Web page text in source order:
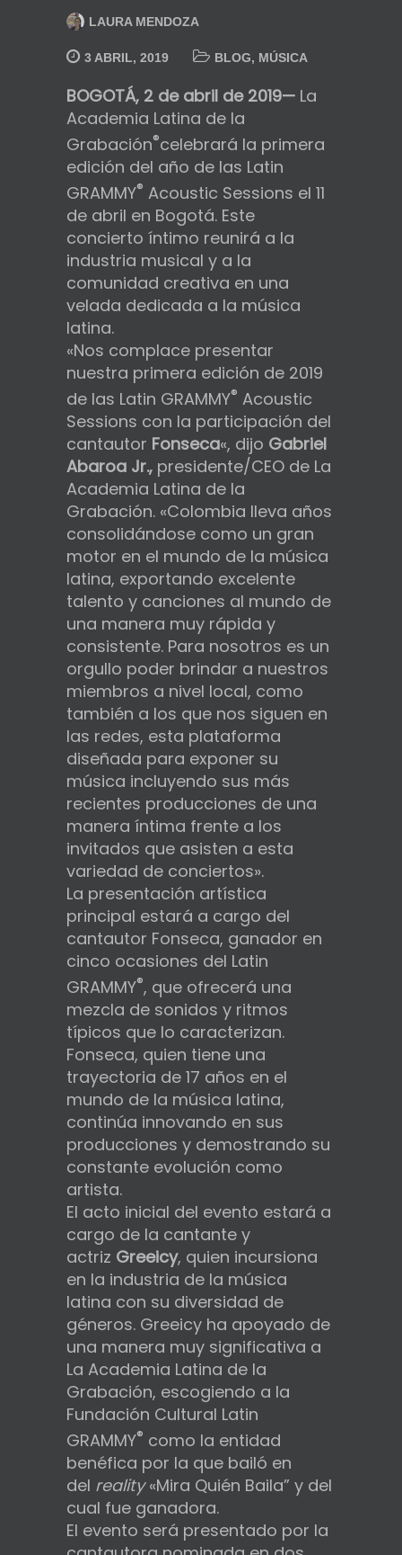
LAURA MENDOZA
3 ABRIL, 2019 BLOG, MÚSICA
BOGOTÁ, 2 de abril de 2019— La
Academia Latina de la
Grabación®celebrará la primera
edición del año de las Latin
GRAMMY® Acoustic Sessions el 11
de abril en Bogotá. Este
concierto íntimo reunirá a la
industria musical y a la
comunidad creativa en una
velada dedicada a la música
latina.
«Nos complace presentar
nuestra primera edición de 2019
de las Latin GRAMMY® Acoustic
Sessions con la participación del
cantautor Fonseca«, dijo Gabriel
Abaroa Jr., presidente/CEO de La
Academia Latina de la
Grabación. «Colombia lleva años
consolidándose como un gran
motor en el mundo de la música
latina, exportando excelente
talento y canciones al mundo de
una manera muy rápida y
consistente. Para nosotros es un
orgullo poder brindar a nuestros
miembros a nivel local, como
también a los que nos siguen en
las redes, esta plataforma
diseñada para exponer su
música incluyendo sus más
recientes producciones de una
manera íntima frente a los
invitados que asisten a esta
variedad de conciertos».
La presentación artística
principal estará a cargo del
cantautor Fonseca, ganador en
cinco ocasiones del Latin
GRAMMY®, que ofrecerá una
mezcla de sonidos y ritmos
típicos que lo caracterizan.
Fonseca, quien tiene una
trayectoria de 17 años en el
mundo de la música latina,
continúa innovando en sus
producciones y demostrando su
constante evolución como
artista.
El acto inicial del evento estará a
cargo de la cantante y
actriz Greeicy, quien incursiona
en la industria de la música
latina con su diversidad de
géneros. Greeicy ha apoyado de
una manera muy significativa a
La Academia Latina de la
Grabación, escogiendo a la
Fundación Cultural Latin
GRAMMY® como la entidad
benéfica por la que bailó en
del reality«Mira Quién Baila” y del
cual fue ganadora.
El evento será presentado por la